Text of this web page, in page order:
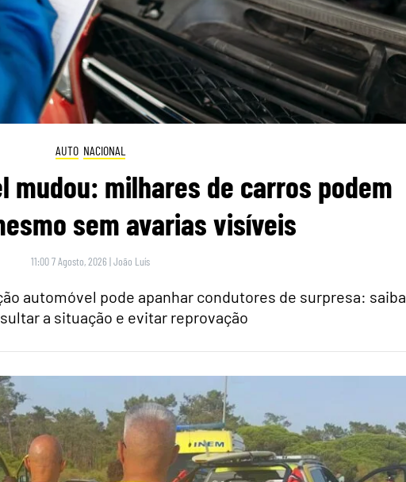
AUTO NACIONAL
mudou: milhares de carros podem
sem avarias visíveis
11:00 7 Agosto, 2026 |João Luís
automóvel pode apanhar condutores de surpresa: saiba
a situação e evitar reprovação